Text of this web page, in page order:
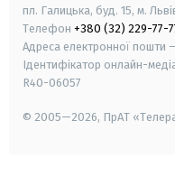
пл. Галицька, буд. 15, м.
Телефон +380 (32) 229-77-
Адреса електронної пошти
Ідентифікатор онлайн-
R40-06057
© 2005—2026, ПрАТ